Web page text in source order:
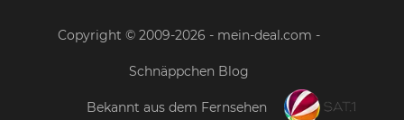
Copyright © 2009-2026 - mein-deal.com -
Schnäppchen Blog
Bekannt aus dem Fernsehen